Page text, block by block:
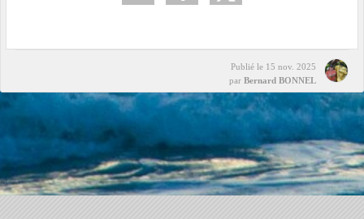
Publié le 15 nov. 2025
par Bernard BONNEL